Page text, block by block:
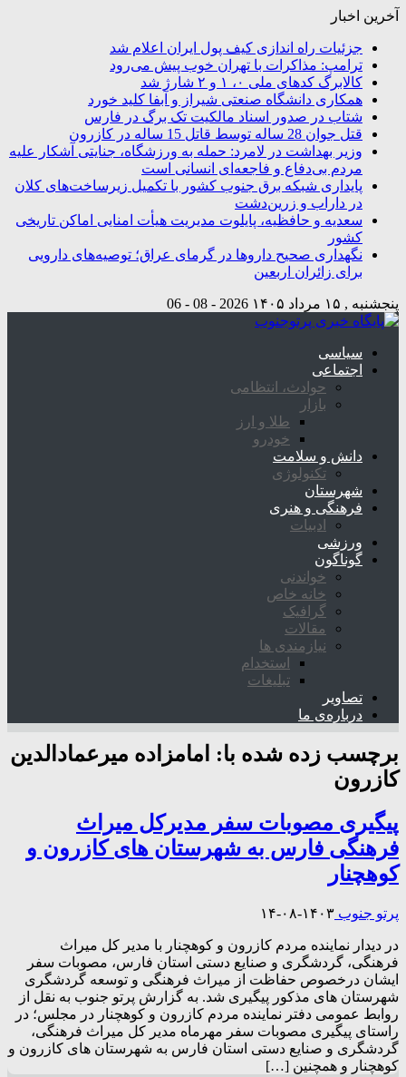
آخرین اخبار
جزئیات راه اندازی کیف پول ایران اعلام شد
ترامپ: مذاکرات با تهران خوب پیش می‌رود
کالابرگ کدهای ملی ۰، ۱ و ۲ شارژ شد
همکاری دانشگاه صنعتی شیراز و آبفا کلید خورد
شتاب در صدور اسناد مالکیت تک برگ در فارس
قتل جوان 28 ساله توسط قاتل 15 ساله در کازرون
وزیر بهداشت در لامرد: حمله به ورزشگاه، جنایتی آشکار علیه
مردم بی‌دفاع و فاجعه‌ای انسانی است
پایداری شبکه برق جنوب کشور با تکمیل زیرساخت‌های کلان
در داراب و زرین‌دشت
سعدیه و حافظیه، پایلوت مدیریت هیأت امنایی اماکن تاریخی
کشور
نگهداری صحیح داروها در گرمای عراق؛ توصیه‌های دارویی
برای زائران اربعین
پنجشنبه , ۱۵ مرداد ۱۴۰۵ 2026 - 08 - 06
سیاسی
اجتماعی
حوادث، انتظامی
بازار
طلا و ارز
خودرو
دانش و سلامت
تکنولوژی
شهرستان
فرهنگی و هنری
ادبیات
ورزشی
گوناگون
خواندنی
خانه خاص
گرافیک
مقالات
نیازمندی ها
استخدام
تبلیغات
تصاویر
درباره‌ی ما
برچسب زده شده با:
امامزاده میرعمادالدین
کازرون
پیگیری مصوبات سفر مدیرکل میراث
فرهنگی فارس به شهرستان های کازرون و
کوهچنار
پرتو جنوب ۱۴۰۳-۰۸-۱۴
در دیدار نماینده مردم کازرون و کوهچنار با مدیر کل میراث
فرهنگی، گردشگری و صنایع دستی استان فارس، مصوبات سفر
ایشان درخصوص حفاظت از میراث فرهنگی و توسعه گردشگری
شهرستان های مذکور پیگیری شد. به گزارش پرتو جنوب به نقل از
روابط عمومی دفتر نماینده مردم کازرون و کوهچنار در مجلس؛ در
راستای پیگیری مصوبات سفر مهرماه مدیر کل میراث فرهنگی،
گردشگری و صنایع دستی استان فارس به شهرستان های کازرون و
کوهچنار و همچنین […]